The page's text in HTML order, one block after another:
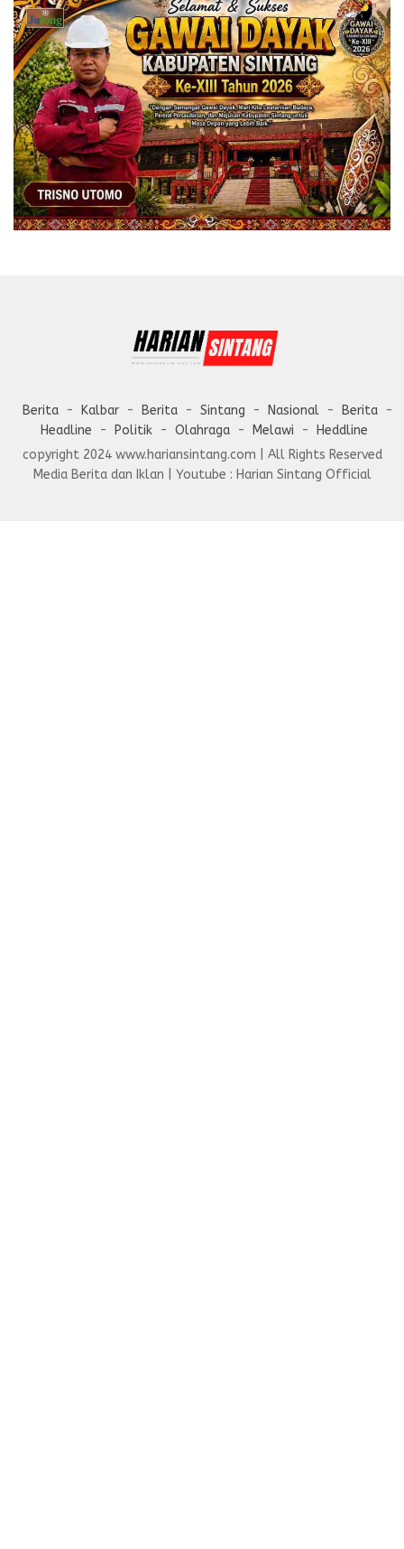
Berita Kalbar Berita Sintang Nasional
Berita
Headline
Politik Olahraga Melawi
Heddline
copyright 2024 www.hariansintang.com | All Rights Reserved
Media Berita dan Iklan | Youtube : Harian Sintang Official